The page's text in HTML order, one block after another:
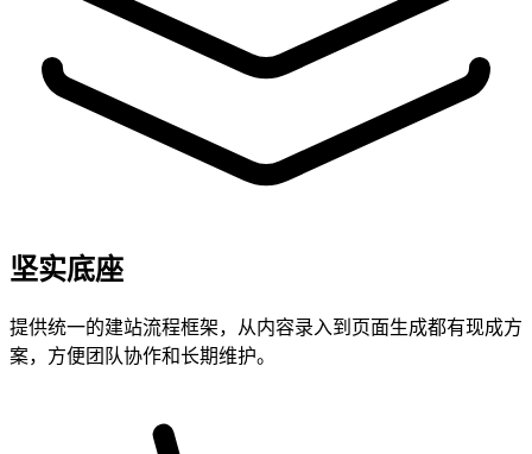
坚实底座
提供统一的建站流程框架，从内容录入到页面生成都有现成方
案，方便团队协作和长期维护。